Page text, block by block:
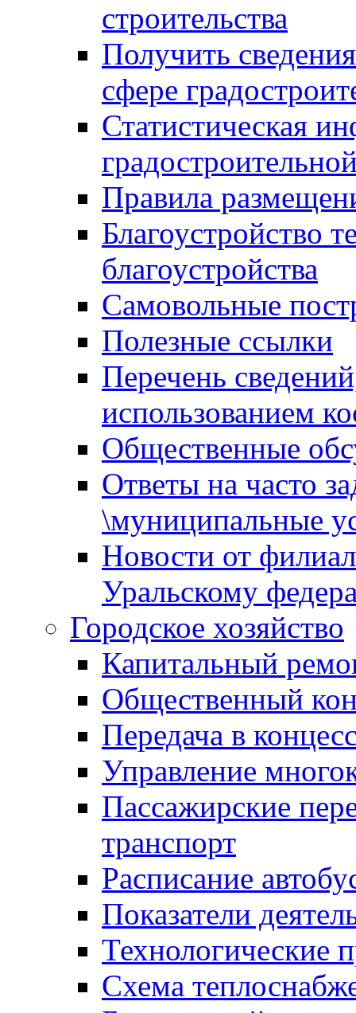
строительства
Получить
сфере
Статистическая
Правила
Благоустройство
благоустройства
Самовольные
Полезные ссылки
Перечень
использованием
Общественные
Ответы на часто
\муниципальные
Новости от
Уральскому
Городское хозяйство
Капитальный
Общественный
Передача в
Управление
Пассажирские
транспорт
Расписание
Показатели
Технологические
Схема